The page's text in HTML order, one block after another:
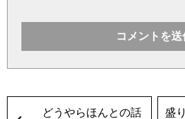
どうやらほんとの話
盛